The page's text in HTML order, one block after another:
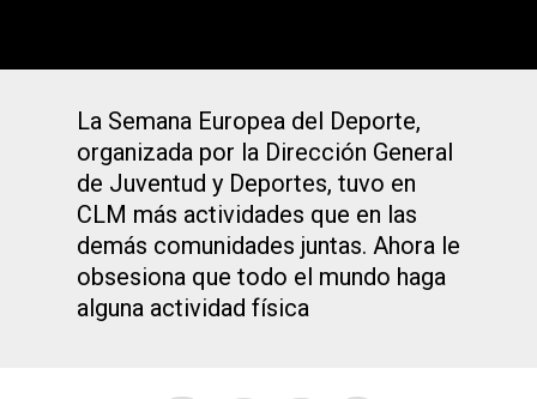
La Semana Europea del Deporte,
organizada por la Dirección General
de Juventud y Deportes, tuvo en
CLM más actividades que en las
demás comunidades juntas. Ahora le
obsesiona que todo el mundo haga
alguna actividad física